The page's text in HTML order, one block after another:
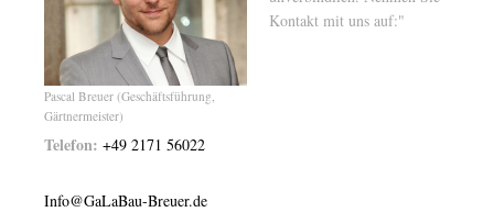
Pascal Breuer (Geschäftsführung,
Gärtnermeister)
Kontakt mit uns auf:"
Telefon: +49 2171 56022
Info@GaLaBau-Breuer.de